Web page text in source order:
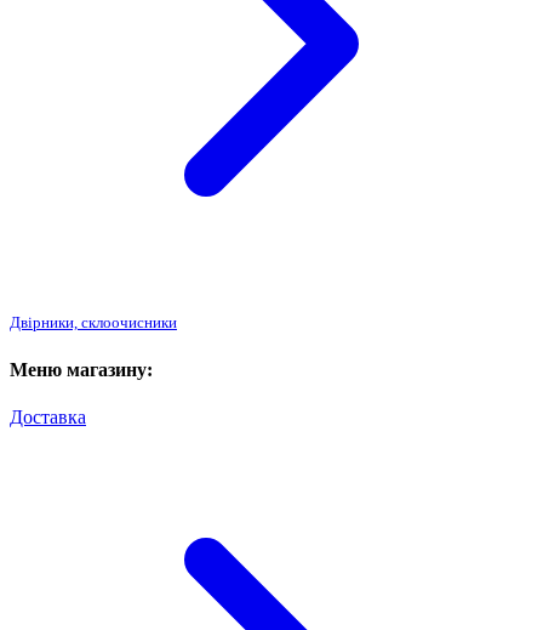
Двірники, склоочисники
Меню магазину:
Доставка